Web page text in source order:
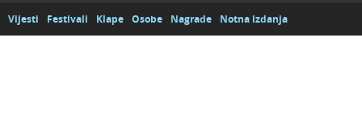
Vijesti Festivali Klape Osobe Nagrade Notna izdanja